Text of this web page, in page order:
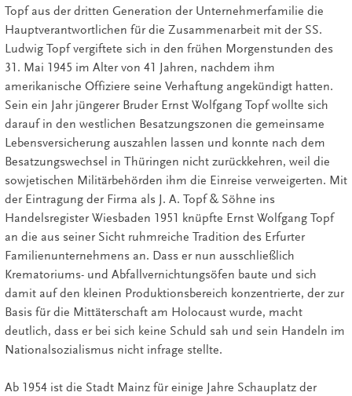
Topf aus der dritten Generation der Unternehmerfamilie die
Hauptverantwortlichen für die Zusammenarbeit mit der SS.
Ludwig Topf vergiftete sich in den frühen Morgenstunden des
31. Mai 1945 im Alter von 41 Jahren, nachdem ihm
amerikanische Offiziere seine Verhaftung angekündigt hatten.
Sein ein Jahr jüngerer Bruder Ernst Wolfgang Topf wollte sich
darauf in den westlichen Besatzungszonen die gemeinsame
Lebensversicherung auszahlen lassen und konnte nach dem
Besatzungswechsel in Thüringen nicht zurückkehren, weil die
sowjetischen Militärbehörden ihm die Einreise verweigerten. Mit
der Eintragung der Firma als J. A. Topf & Söhne ins
Handelsregister Wiesbaden 1951 knüpfte Ernst Wolfgang Topf
an die aus seiner Sicht ruhmreiche Tradition des Erfurter
Familienunternehmens an. Dass er nun ausschließlich
Krematoriums- und Abfallvernichtungsöfen baute und sich
damit auf den kleinen Produktionsbereich konzentrierte, der zur
Basis für die Mittäterschaft am Holocaust wurde, macht
deutlich, dass er bei sich keine Schuld sah und sein Handeln im
Nationalsozialismus nicht infrage stellte.
Ab 1954 ist die Stadt Mainz für einige Jahre Schauplatz der